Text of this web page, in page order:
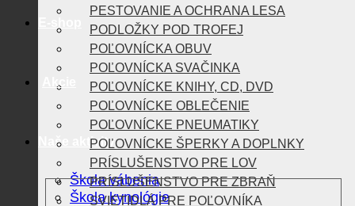
Akcie
Naše aktivity
Škola vábenia
Škola kynológie
PESTOVANIE A OCHRANA LESA
PODLOŽKY POD TROFEJ
POĽOVNÍCKA OBUV
POĽOVNÍCKA SVAČINKA
POĽOVNÍCKE KNIHY, CD, DVD
POĽOVNÍCKE OBLEČENIE
POĽOVNÍCKE PNEUMATIKY
POĽOVNÍCKE ŠPERKY A DOPLNKY
PRÍSLUŠENSTVO PRE LOV
PRÍSLUŠENSTVO PRE ZBRAŇ
SVIETIDLÁ PRE POĽOVNÍKA